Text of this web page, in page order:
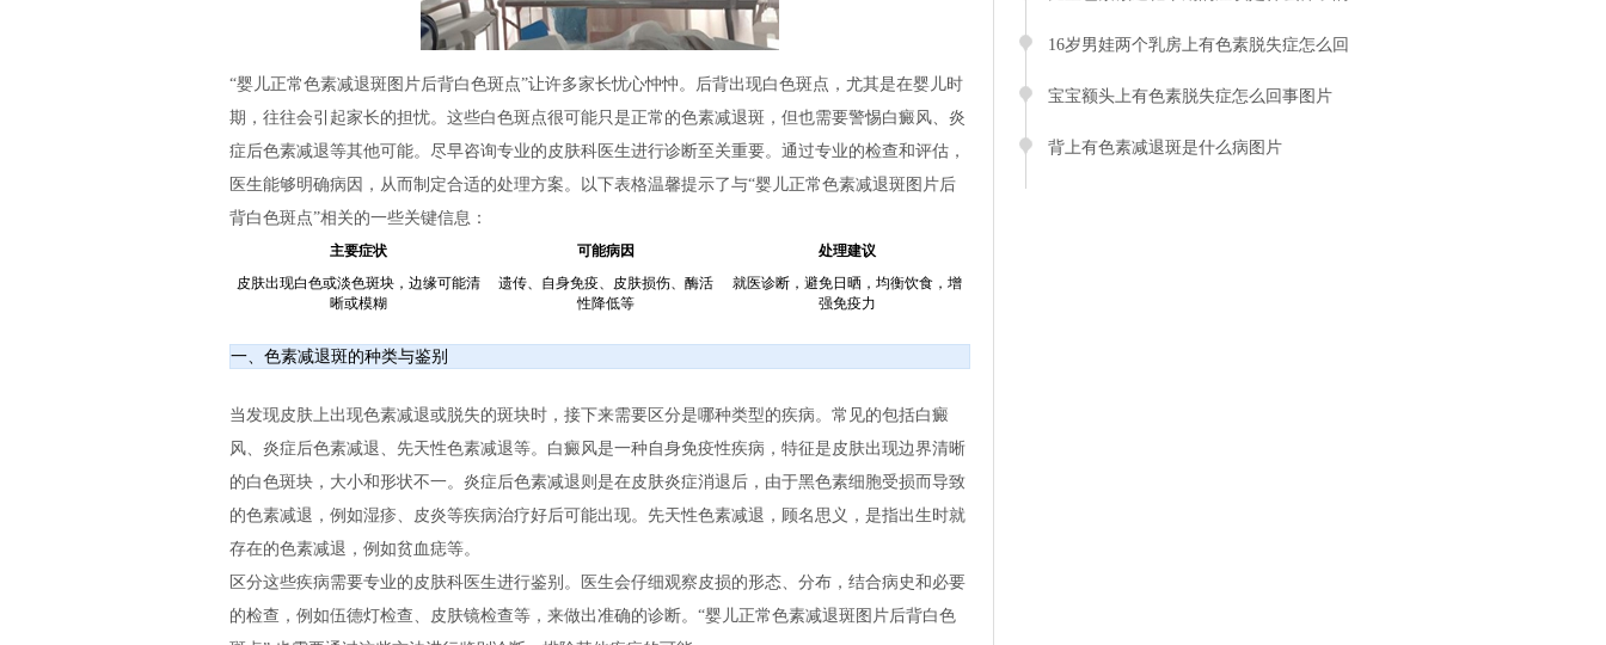
“婴儿正常色素减退斑图片后背白色斑点”让许多家长忧心忡忡。后背出现白色斑点，尤其是在婴儿时
期，往往会引起家长的担忧。这些白色斑点很可能只是正常的色素减退斑，但也需要警惕白癜风、炎
症后色素减退等其他可能。尽早咨询专业的皮肤科医生进行诊断至关重要。通过专业的检查和评估，
医生能够明确病因，从而制定合适的处理方案。以下表格温馨提示了与“婴儿正常色素减退斑图片后
背白色斑点”相关的一些关键信息：
主要症状 可能病因
处理建议
皮肤出现白色或淡色斑块，边缘可能清
晰或模糊
遗传、自身免疫、皮肤损伤、酶活
性降低等
就医诊断，避免日晒，均衡饮食，增
强免疫力
一、色素减退斑的种类与鉴别
当发现皮肤上出现色素减退或脱失的斑块时，接下来需要区分是哪种类型的疾病。常见的包括白癜
风、炎症后色素减退、先天性色素减退等。白癜风是一种自身免疫性疾病，特征是皮肤出现边界清晰
的白色斑块，大小和形状不一。炎症后色素减退则是在皮肤炎症消退后，由于黑色素细胞受损而导致
的色素减退，例如湿疹、皮炎等疾病治疗好后可能出现。先天性色素减退，顾名思义，是指出生时就
存在的色素减退，例如贫血痣等。
区分这些疾病需要专业的皮肤科医生进行鉴别。医生会仔细观察皮损的形态、分布，结合病史和必要
的检查，例如伍德灯检查、皮肤镜检查等，来做出准确的诊断。“婴儿正常色素减退斑图片后背白色
16岁男娃两个乳房上有色素脱失症怎么回
宝宝额头上有色素脱失症怎么回事图片
背上有色素减退斑是什么病图片